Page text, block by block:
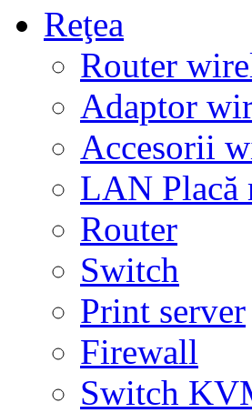
Reţea
Router
Adaptor
Accesorii
LAN Placă
Router
Switch
Print server
Firewall
Switch